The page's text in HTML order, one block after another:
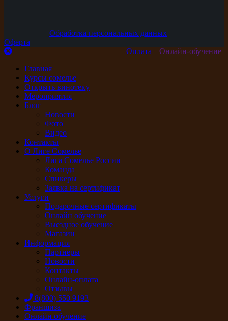
Обработка персональных данных
Оферта
Онлайн-обучение
Оплата
Главная
Курсы сомелье
Открыть винотеку
Мероприятия
Блог
Новости
Фото
Видео
Контакты
О Лиге Сомелье
Лига Сомелье России
Команда
Спикеры
Заявка на сертификат
Услуги
Подарочные сертификаты
Онлайн обучение
Выездное обучение
Магазин
Информация
Партнеры
Новости
Контакты
Онлайн-оплата
Отзывы
8(800) 550 9193
Франшиза
Онлайн обучение